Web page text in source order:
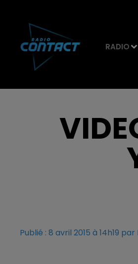
RADIO
Publié : 8 avril 2015 à 14h19